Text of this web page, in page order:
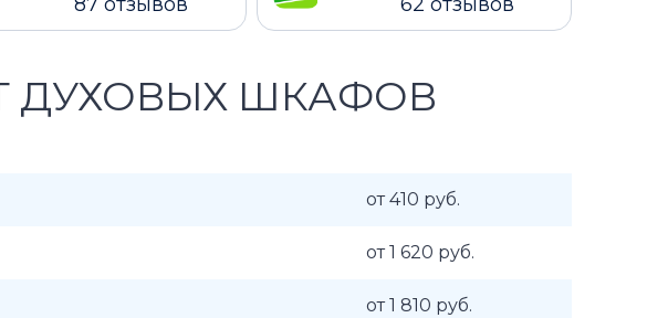
ДУХОВЫХ ШКАФОВ
от 410 руб.
от 1 620 руб.
от 1 810 руб.